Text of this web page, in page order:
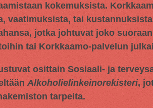
kokemuksista.
vaatimuksista, tai
jotka johtuvat joko
tai Korkkaamo-palvelun
osittain Sosiaali- ja
Alkoholielinkeinorekisteri,
tarpeita.